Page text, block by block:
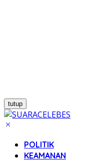
tutup
POLITIK
KEAMANAN